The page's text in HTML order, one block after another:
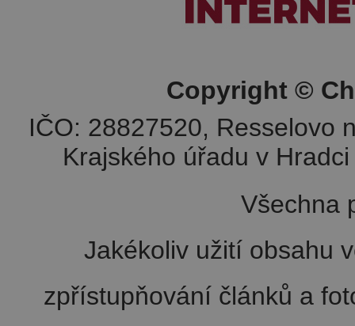
Copyright ©
IČO: 28827520, Resselovo
Krajského úřadu v
Všechna
Jakékoliv užití obsahu
zpřístupňování článků a